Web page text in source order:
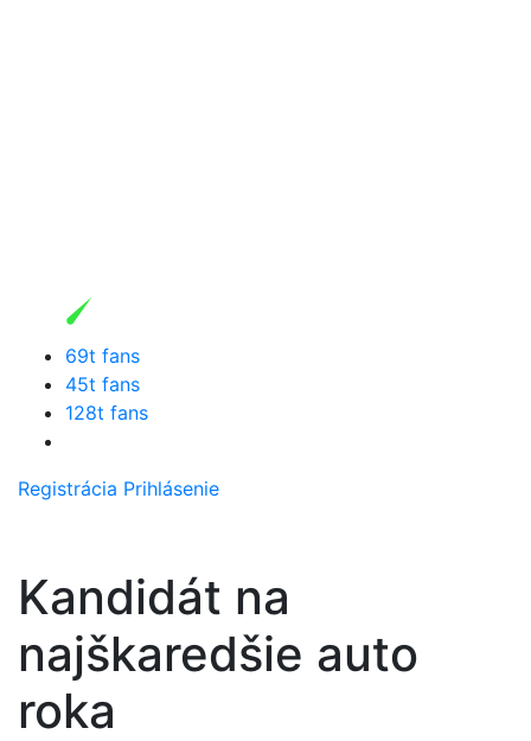
69t fans
45t fans
128t fans
Registrácia Prihlásenie
Kandidát na
najškaredšie auto
roka